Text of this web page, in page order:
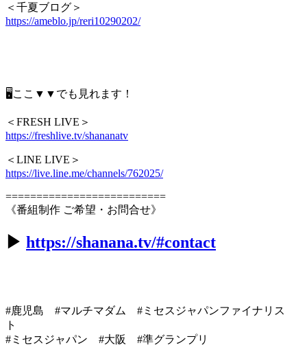
＜千夏ブログ＞
https://ameblo.jp/reri10290202/
🖥ここ▼▼でも見れます！
＜FRESH LIVE＞
https://freshlive.tv/shananatv
＜LINE LIVE＞
https://live.line.me/channels/762025/
==========================
《番組制作 ご希望・お問合せ》
▶︎ https://shanana.tv/#contact
#鹿児島 #マルチマダム #ミセスジャパンファイナリス
ト
#ミセスジャパン #大阪 #準グランプリ